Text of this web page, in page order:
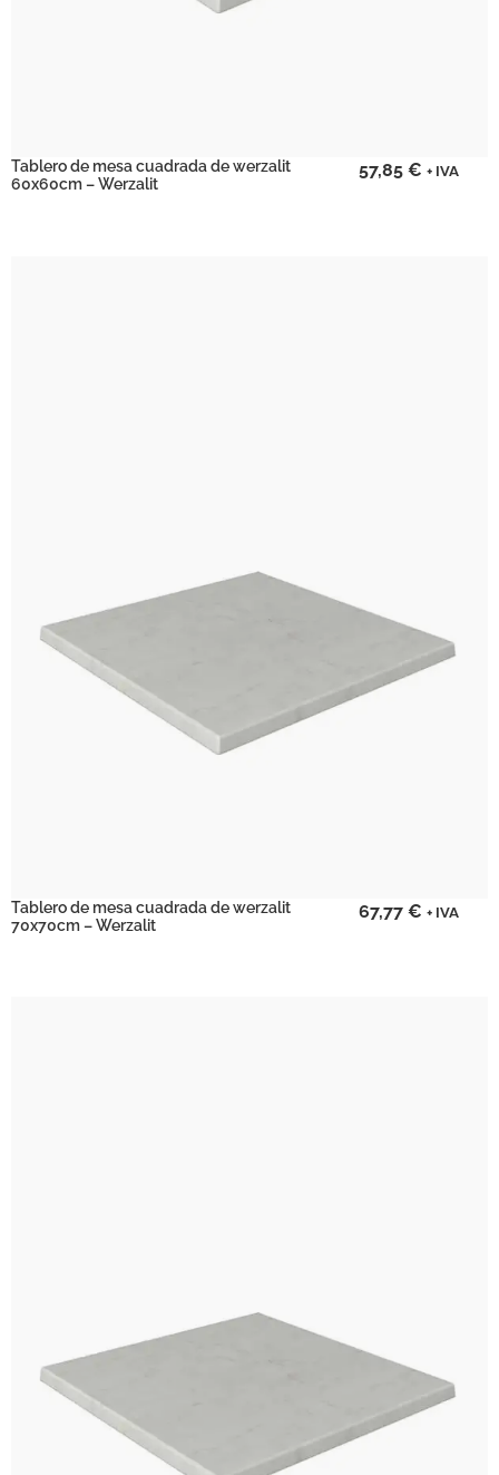
Tablero de mesa cuadrada de werzalit
60x60cm – Werzalit
57,85€ + IVA
Tablero de mesa cuadrada de werzalit
70x70cm – Werzalit
67,77€ + IVA